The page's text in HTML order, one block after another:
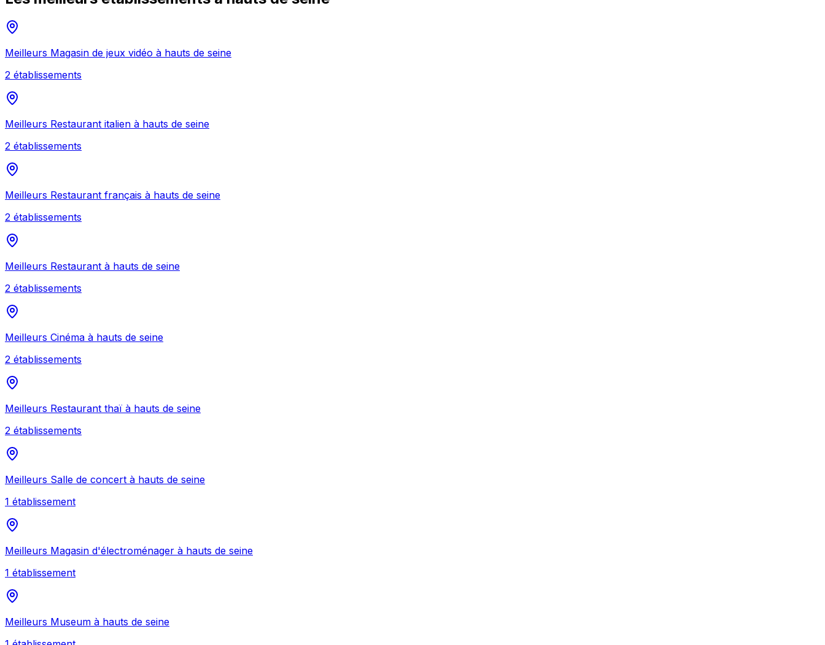
Meilleurs Magasin de jeux vidéo à hauts de seine
2 établissements
Meilleurs Restaurant italien à hauts de seine
2 établissements
Meilleurs Restaurant français à hauts de seine
2 établissements
Meilleurs Restaurant à hauts de seine
2 établissements
Meilleurs Cinéma à hauts de seine
2 établissements
Meilleurs Restaurant thaï à hauts de seine
2 établissements
Meilleurs Salle de concert à hauts de seine
1 établissement
Meilleurs Magasin d'électroménager à hauts de seine
1 établissement
Meilleurs Museum à hauts de seine